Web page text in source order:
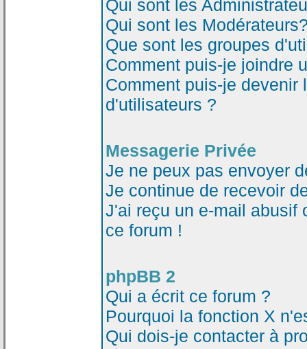
Qui sont les
Qui sont les
Que sont les groupes
Comment puis-je joindre
Comment puis-je devenir
d'utilisateurs ?
Messagerie Privée
Je ne peux pas envoyer
Je continue de recevoir
J'ai reçu un e-mail abusif
ce forum !
phpBB 2
Qui a écrit ce forum ?
Pourquoi la fonction X
Qui dois-je contacter à